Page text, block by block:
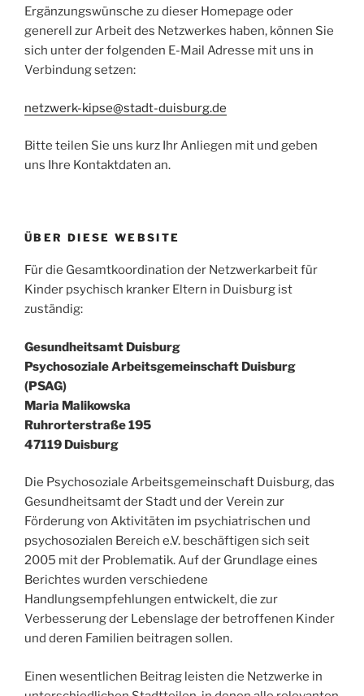
Ergänzungswünsche zu dieser Homepage oder
generell zur Arbeit des Netzwerkes haben, können Sie
sich unter der folgenden E-Mail Adresse mit uns in
Verbindung setzen:
netzwerk-kipse@stadt-duisburg.de
Bitte teilen Sie uns kurz Ihr Anliegen mit und geben
uns Ihre Kontaktdaten an.
ÜBER DIESE WEBSITE
Für die Gesamtkoordination der Netzwerkarbeit für
Kinder psychisch kranker Eltern in Duisburg ist
zuständig:
Gesundheitsamt Duisburg
Psychosoziale Arbeitsgemeinschaft Duisburg
(PSAG)
Maria Malikowska
Ruhrorterstraße 195
47119 Duisburg
Die Psychosoziale Arbeitsgemeinschaft Duisburg, das
Gesundheitsamt der Stadt und der Verein zur
Förderung von Aktivitäten im psychiatrischen und
psychosozialen Bereich e.V. beschäftigen sich seit
2005 mit der Problematik. Auf der Grundlage eines
Berichtes wurden verschiedene
Handlungsempfehlungen entwickelt, die zur
Verbesserung der Lebenslage der betroffenen Kinder
und deren Familien beitragen sollen.
Einen wesentlichen Beitrag leisten die Netzwerke in